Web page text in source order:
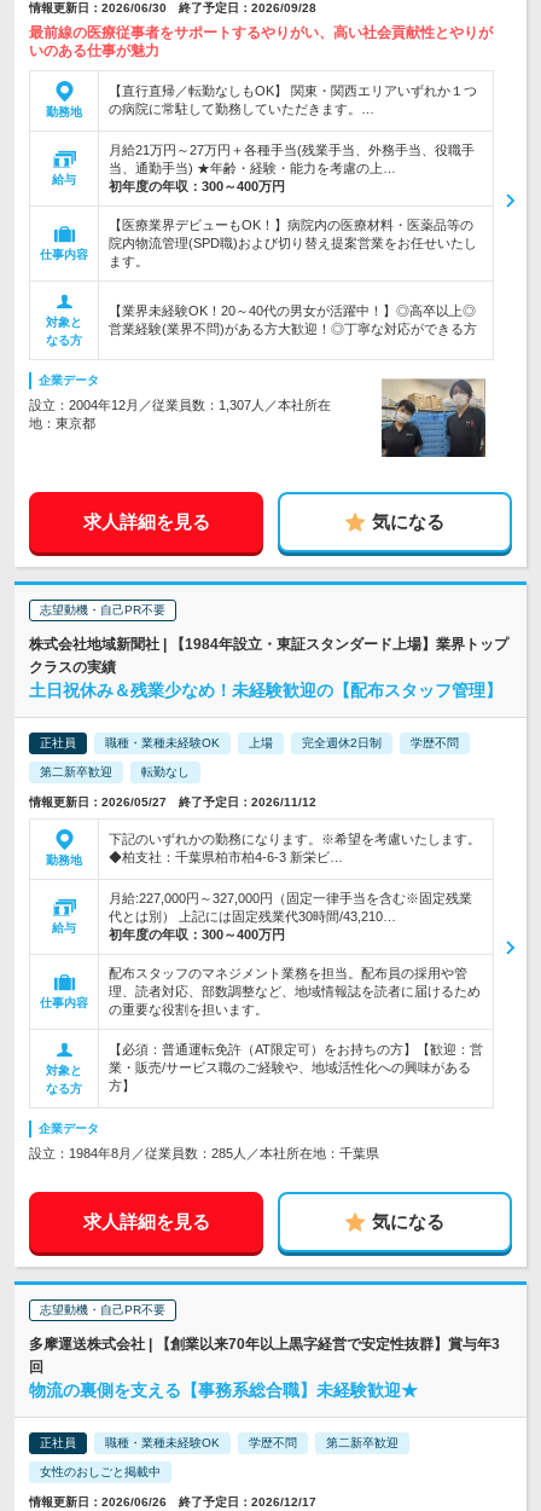
情報更新日：2026/06/30 終了予定日：2026/09/28
最前線の医療従事者をサポートするやりがい、高い社会貢献性とやりが
いのある仕事が魅力
勤務地
【直行直帰／転勤なしもOK】 関東・関西エリアいずれか１つ
の病院に常駐して勤務していただきます。…
給与
月給21万円～27万円＋各種手当(残業手当、外務手当、役職手
当、通勤手当) ★年齢・経験・能力を考慮の上…
初年度の年収： 300～400万円
仕事内容
【医療業界デビューもOK！】病院内の医療材料・医薬品等の
院内物流管理(SPD職)および切り替え提案営業をお任せいたし
ます。
対象と
なる方
【業界未経験OK！20～40代の男女が活躍中！】◎高卒以上◎
営業経験(業界不問)がある方大歓迎！◎丁寧な対応ができる方
企業データ
設立：2004年12月／従業員数：1,307人／本社所在
地：東京都
求人詳細を見る 気になる
志望動機・自己PR不要
株式会社地域新聞社 | 【1984年設立・東証スタンダード上場】業界トップ
クラスの実績
土日祝休み＆残業少なめ！未経験歓迎の【配布スタッフ管理】
正社員 職種・業種未経験OK 上場 完全週休2日制 学歴不問
第二新卒歓迎 転勤なし
情報更新日：2026/05/27 終了予定日：2026/11/12
勤務地
下記のいずれかの勤務になります。※希望を考慮いたします。
◆柏支社：千葉県柏市柏4-6-3 新栄ビ…
給与
月給:227,000円～327,000円（固定一律手当を含む※固定残業
代とは別） 上記には固定残業代30時間/43,210…
初年度の年収： 300～400万円
仕事内容
配布スタッフのマネジメント業務を担当。配布員の採用や管
理、読者対応、部数調整など、地域情報誌を読者に届けるため
の重要な役割を担います。
対象と
なる方
【必須：普通運転免許（AT限定可）をお持ちの方】【歓迎：営
業・販売/サービス職のご経験や、地域活性化への興味がある
方】
企業データ
設立：1984年8月／従業員数：285人／本社所在地：千葉県
求人詳細を見る 気になる
志望動機・自己PR不要
多摩運送株式会社 | 【創業以来70年以上黒字経営で安定性抜群】賞与年3
回
物流の裏側を支える【事務系総合職】未経験歓迎★
正社員 職種・業種未経験OK 学歴不問 第二新卒歓迎
女性のおしごと掲載中
情報更新日：2026/06/26 終了予定日：2026/12/17